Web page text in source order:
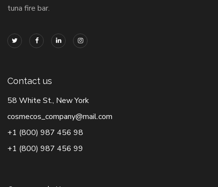
tuna fire bar.
Contact us
58 White St., New York
cosmecos_company@mail.com
+1 (800) 987 456 98
+1 (800) 987 456 99